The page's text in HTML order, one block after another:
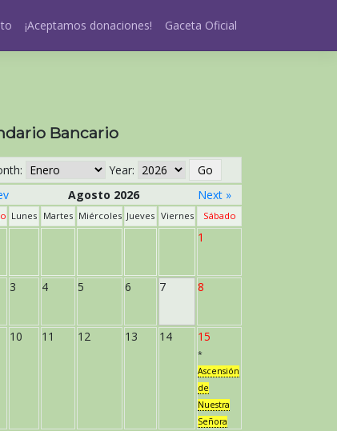
¡Aceptamos donaciones! Gaceta Oficial
Bancario
Year:
Agosto 2026 Next »
Lunes Martes Miércoles Jueves Viernes Sábado
1
3 4 5 6 7 8
10 11 12 13 14 15
*
Ascensión
de
Nuestra
Señora